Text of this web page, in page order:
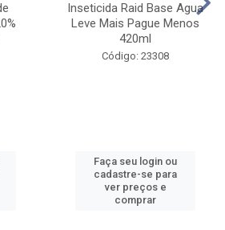
Inseticida Raid Base Agua
Leve Mais Pague Menos
420ml
Código: 23308
Faça seu login ou
cadastre-se para
ver preços e
comprar